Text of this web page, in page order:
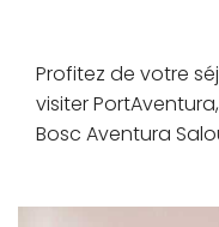
Profitez de votre
visiter
Bosc Aventura